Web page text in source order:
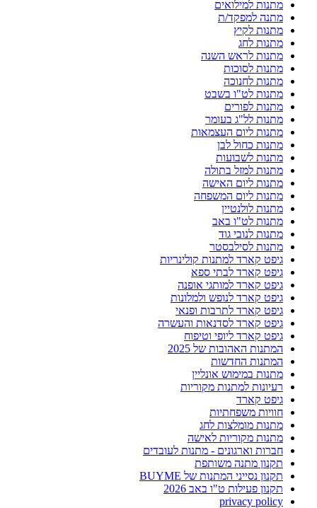
מתנות למילואים
מתנה למפקד/ת
מתנות לקיץ
מתנות לחג
מתנות לראש השנה
מתנות לסוכות
מתנות לחנוכה
מתנות לט"ו בשבט
מתנות לפורים
מתנות לל"ג בעומר
מתנות ליום העצמאות
מתנות כחול לבן
מתנות לשבועות
מתנות למזל בתולה
מתנות ליום האישה
מתנות ליום המשפחה
מתנות לולנטיין
מתנות לט"ו באב
מתנות לנובי גוד
מתנות לסילבסטר
גיפט קארד למתנות קולינריות
גיפט קארד לבתי ספא
גיפט קארד למותגי אופנה
גיפט קארד לנופש ולמלונות
גיפט קארד לתרבות ופנאי
גיפט קארד לסדנאות והעשרה
גיפט קארד ליופי וטיפוח
המתנות האהובות של 2025
המתנות החדשות
מתנות במימוש אונליין
רעיונות למתנות מקוריות
גיפט קארד
חוויות משפחתיות
מתנות מומלצות לחג
מתנות מקוריות לאישה
חברות וארגונים - מתנות לעובדים
תקנון מתנה משותפת
תקנון נסייני המתנות של BUYME
תקנון פעילות ט"ו באב 2026
privacy policy